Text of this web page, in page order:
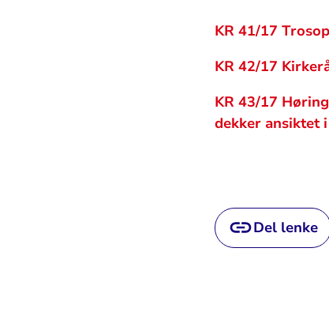
KR 41/17
KR 42/17
KR 43/17
dekker ansiktet
Del lenke